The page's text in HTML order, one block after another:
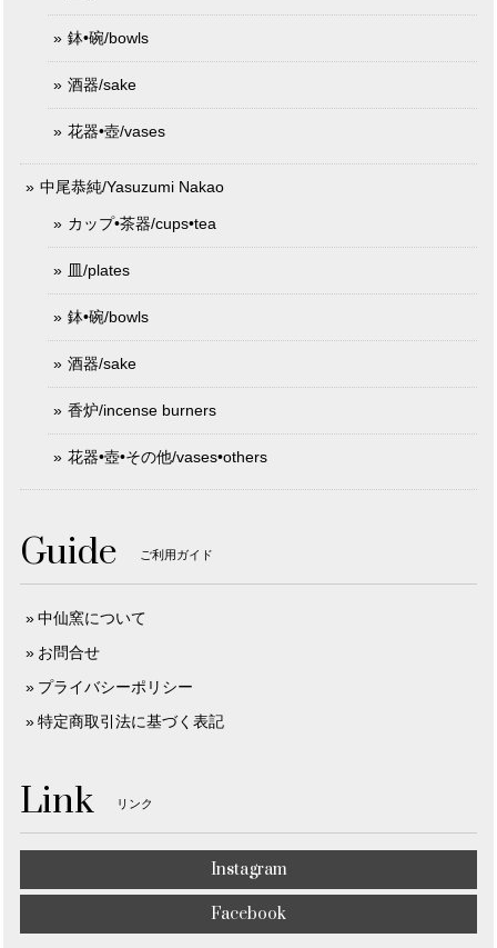
鉢•碗/bowls
酒器/sake
花器•壺/vases
中尾恭純/Yasuzumi Nakao
カップ•茶器/cups•tea
皿/plates
鉢•碗/bowls
酒器/sake
香炉/incense burners
花器•壺•その他/vases•others
Guide ご利用ガイド
中仙窯について
お問合せ
プライバシーポリシー
特定商取引法に基づく表記
Link リンク
Instagram
Facebook